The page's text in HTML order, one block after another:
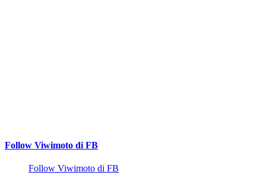
Follow Viwimoto di FB
Follow Viwimoto di FB